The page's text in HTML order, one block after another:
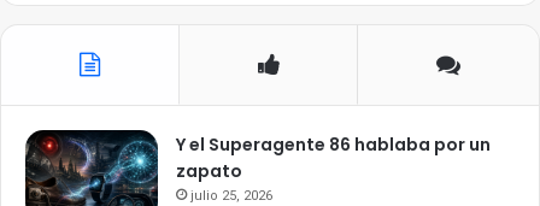
Y el Superagente 86 hablaba por un
zapato
julio 25, 2026